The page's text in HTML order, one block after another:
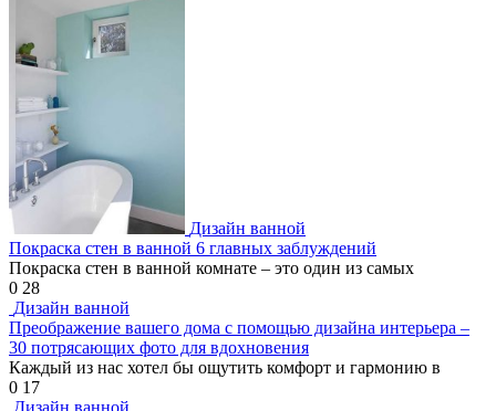
Дизайн ванной
Покраска стен в ванной 6 главных заблуждений
Покраска стен в ванной комнате – это один из самых
0 28
Дизайн ванной
Преображение вашего дома с помощью дизайна интерьера –
30 потрясающих фото для вдохновения
Каждый из нас хотел бы ощутить комфорт и гармонию в
0 17